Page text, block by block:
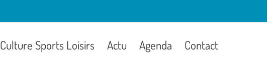
Culture Sports Loisirs Actu Agenda Contact